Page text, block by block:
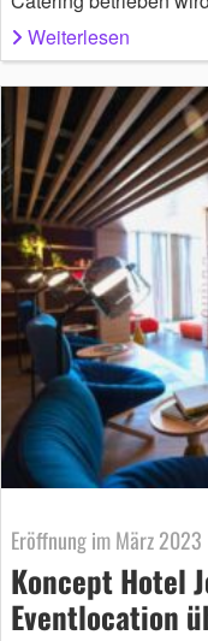
Weiterlesen
Eröffnung im März 2023
Koncept Hotel
Eventlocation